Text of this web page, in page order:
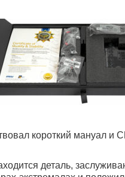
короткий мануал и
деталь,